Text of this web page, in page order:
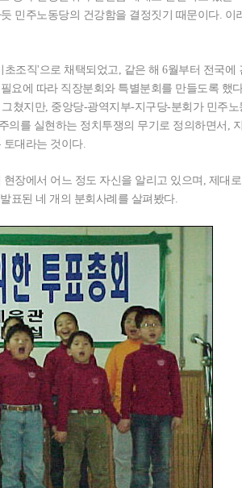
민주노동당의 건강함을 결정짓기 때문이다. 이
조직'으로 채택되었고, 같은 해 6월부터 전국에
요에 따라 직장분회와 특별분회를 만들도록 했
쳤지만, 중앙당-광역지부-지구당-분회가 민주
의를 실현하는 정치투쟁의 무기로 정의하면서,
토대라는 것이다.
장에서 어느 정도 자신을 알리고 있으며, 제대
표된 네 개의 분회사례를 살펴봤다.